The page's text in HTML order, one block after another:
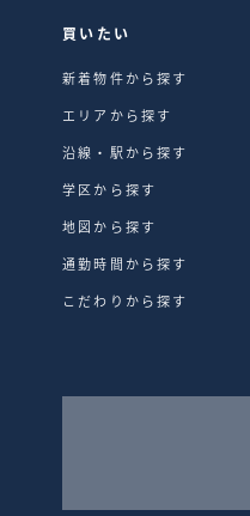
買いたい
新着物件から探す
エリアから探す
沿線・駅から探す
学区から探す
地図から探す
通勤時間から探す
こだわりから探す